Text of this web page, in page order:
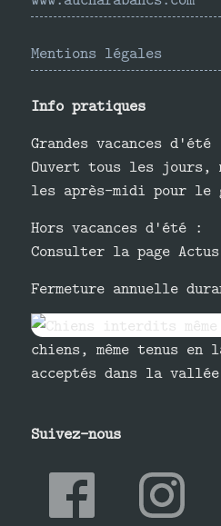
Mentions légales
Info pratiques
Grandes vacances d'été
Ouvert tous les
les après-midi pour le
Hors vacances d'été :
Consulter la page Actus
Fermeture annuelle
chiens, même tenus
acceptés dans la
Suivez-nous